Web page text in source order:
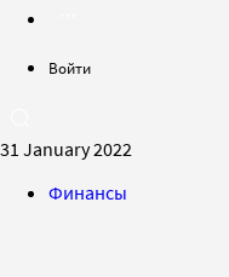
Войти
31 January 2022
Финансы